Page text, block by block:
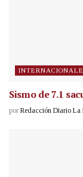
Sismo de 7.1
por Redacción Diario La